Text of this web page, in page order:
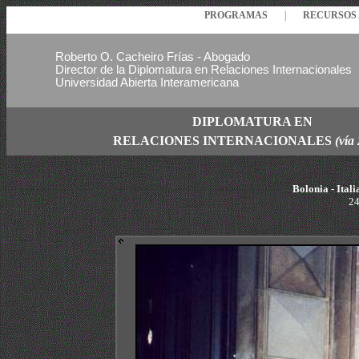
PROGRAMAS
Roberto O. Cacheiro Frías - Abogado
Director de la Diplomatura en Relaciones Internacionales
Universidad Abierta Interamericana
DIPLOMATURA EN
RELACIONES INTERNACIONALES (vía
Bolonia -